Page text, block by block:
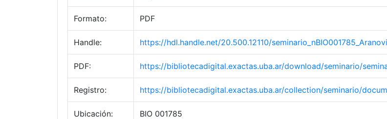
Formato: PDF
Handle: https://hdl.handle.net/20.500.12110/
PDF: https://bibliotecadigital.exactas.uba.ar/download/seminario/
Registro: https://bibliotecadigital.exactas.uba.ar/collection/seminario/
Ubicación: BIO 001785